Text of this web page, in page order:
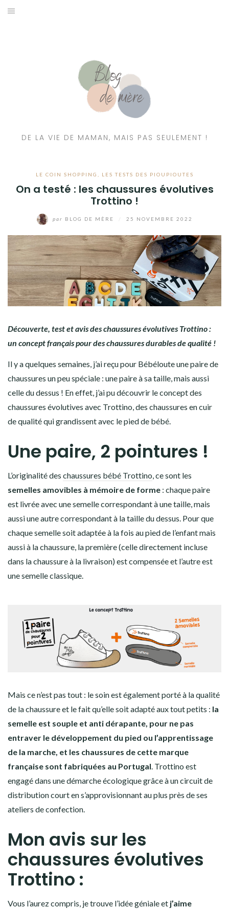
DE LA VIE DE MAMAN, MAIS PAS SEULEMENT !
LE COIN SHOPPING LES TESTS DES PIOUPIOUTES
On a testé : les chaussures évolutives
Trottino !
par BLOG DE MÈRE 25 NOVEMBRE 2022
Découverte, test et avis des chaussures évolutives Trottino :
un concept français pour des chaussures durables de qualité !
Il y a quelques semaines, j’ai reçu pour Bébéloute une paire de
chaussures un peu spéciale : une paire à sa taille, mais aussi
celle du dessus ! En effet, j’ai pu découvrir le concept des
chaussures évolutives avec Trottino, des chaussures en cuir
de qualité qui grandissent avec le pied de bébé.
Une paire, 2 pointures !
L’originalité des chaussures bébé Trottino, ce sont les
semelles amovibles à mémoire de forme : chaque paire
est livrée avec une semelle correspondant à une taille, mais
aussi une autre correspondant à la taille du dessus. Pour que
chaque semelle soit adaptée à la fois au pied de l’enfant mais
aussi à la chaussure, la première (celle directement incluse
dans la chaussure à la livraison) est compensée et l’autre est
une semelle classique.
Mais ce n’est pas tout : le soin est également porté à la qualité
de la chaussure et le fait qu’elle soit adapté aux tout petits : la
semelle est souple et anti dérapante, pour ne pas
entraver le développement du pied ou l’apprentissage
de la marche, et les chaussures de cette marque
française sont fabriquées au Portugal. Trottino est
engagé dans une démarche écologique grâce à un circuit de
distribution court en s’approvisionnant au plus près de ses
ateliers de confection.
Mon avis sur les
chaussures évolutives
Trottino :
Vous l’aurez compris, je trouve l’idée géniale et j’aime
RESSOURCES NUTRITION & PARENTALITÉ